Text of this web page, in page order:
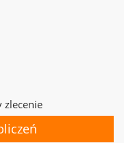
zlecenie